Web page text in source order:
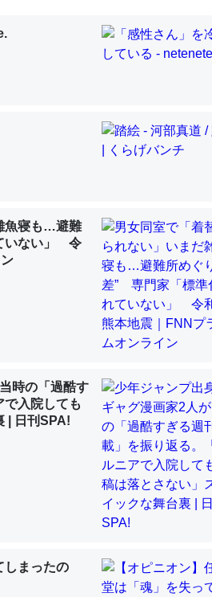
なぜ海にいないのか」に関する新仮説
てて両方に不利だから両方が拮抗してる
トガニ・ウミグモ）はカルシウムを使わ
なぜ海にいないのか」に関する新仮説
脊椎動物と貝類は苦労してるんだな…。
てるし。
なぜ海にいないのか」に関する新仮説
いてる。ぼちぼちRingも置こうかと画
てる。電池残量や充電中かが分かるの
魚寝も…避難
いない」 令
時の「過酷す
で入院しても
| 日刊SPA!
しまったの